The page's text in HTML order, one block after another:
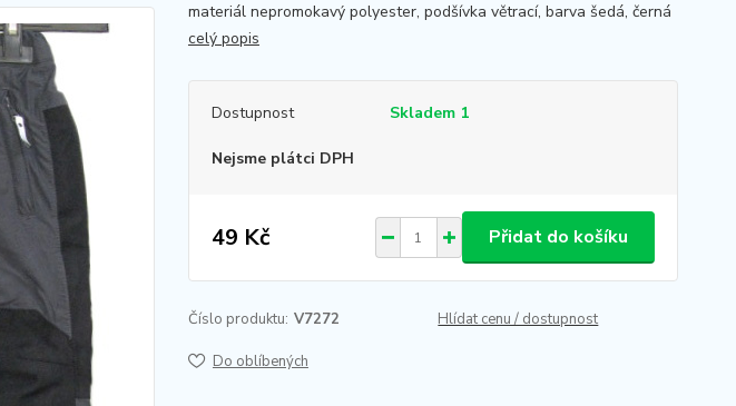
materiál nepromokavý polyester, podšívka větrací, barva šedá, černá
celý popis
Dostupnost Skladem 1
Nejsme plátci DPH
49 Kč Přidat do košíku
Číslo produktu: V7272 Hlídat cenu / dostupnost
Do oblíbených